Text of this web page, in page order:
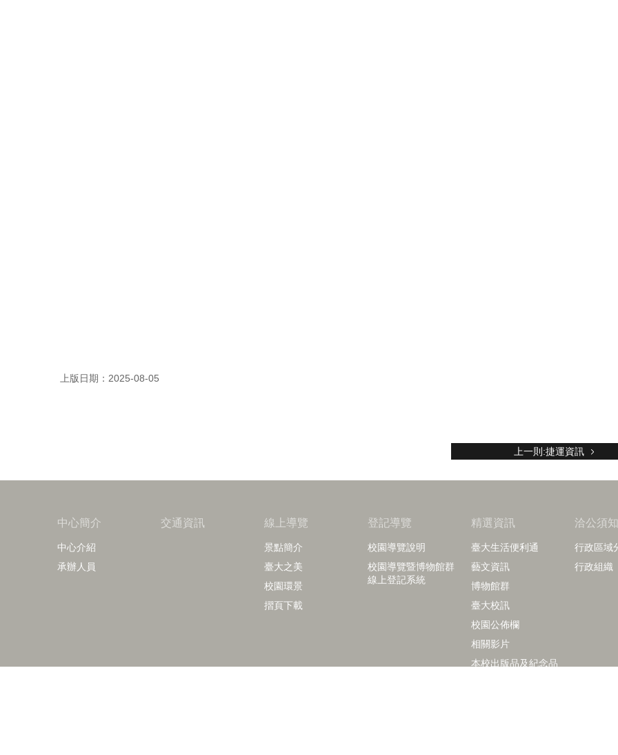
上版日期：2025-08-05
上一則:捷運資訊
中心簡介
中心介紹
承辦人員
交通資訊 線上導覽
景點簡介
臺大之美
校園環景
摺頁下載
登記導覽
校園導覽說明
校園導覽暨博物館群
線上登記系統
精選資訊
臺大生活便利通
藝文資訊
博物館群
臺大校訊
校園公佈欄
相關影片
本校出版品及紀念品
洽公須知
行政區域
行政組織